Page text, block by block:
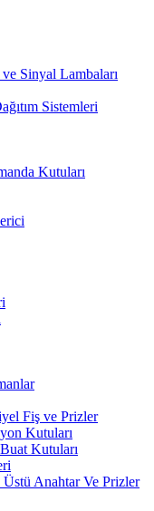
Sinyal Lambaları
Sistemleri
Kutuları
Fiş ve Prizler
Kutuları
Kutuları
Üstü Anahtar Ve Prizler